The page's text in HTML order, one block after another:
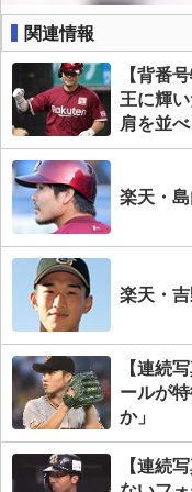
関連情報
【背番
王に輝
肩を並
楽天・
楽天・
【連続
ールが
か」
【連続